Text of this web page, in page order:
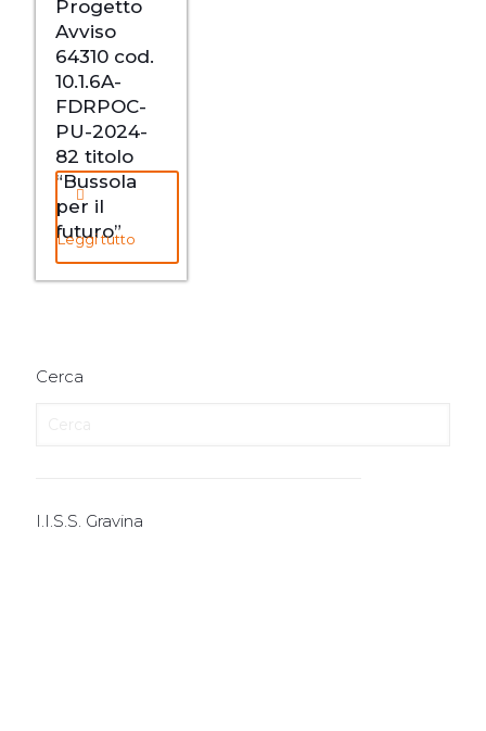
Progetto
Avviso
64310 cod.
10.1.6A-
FDRPOC-
PU-2024-
82 titolo
“Bussola
per il
futuro”
Leggi tutto
Cerca
I.I.S.S. Gravina